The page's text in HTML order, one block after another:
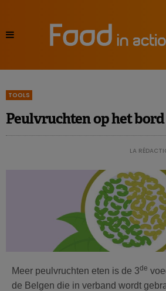
TOOLS
Peulvruchten op het bord
LA
Meer peulvruchten eten is de 3de
de Belgen die in verband wordt